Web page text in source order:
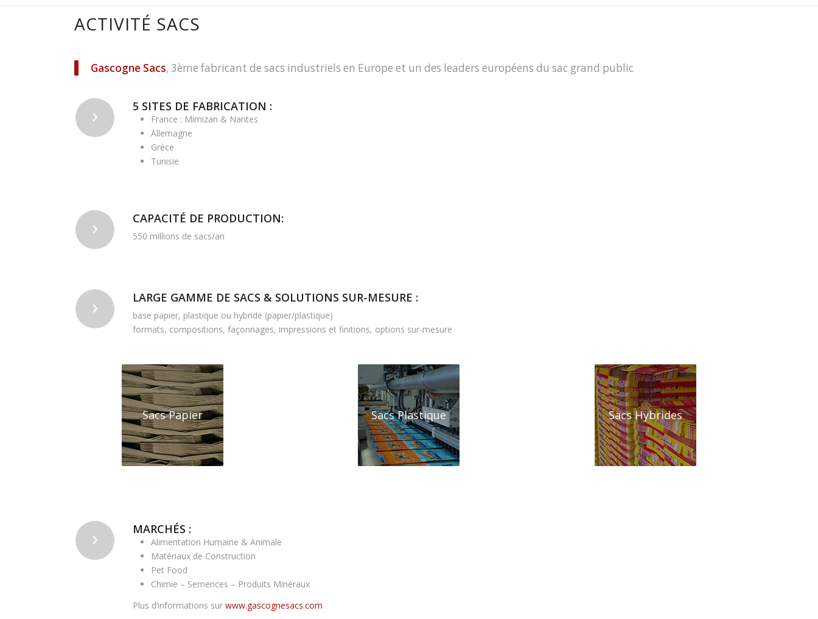
ACTIVITÉ SACS
Gascogne Sacs, 3ème fabricant de sacs industriels en Europe et un des leaders européens du sac grand public
5 SITES DE FABRICATION :
France : Mimizan & Nantes
Allemagne
Grèce
Tunisie
CAPACITÉ DE PRODUCTION:
550 millions de sacs/an
LARGE GAMME DE SACS & SOLUTIONS SUR-MESURE :
base papier, plastique ou hybride (papier/plastique)
formats, compositions, façonnages, impressions et finitions, options sur-mesure
Sacs Papier Sacs Plastique Sacs Hybrides
MARCHÉS :
Alimentation Humaine & Animale
Matériaux de Construction
Pet Food
Chimie – Semences – Produits Minéraux
Plus d’informations sur www.gascognesacs.com